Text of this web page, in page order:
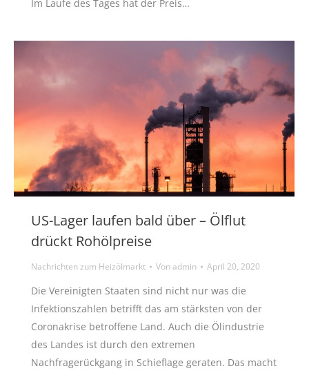
Im Laufe des Tages hat der Preis…
US-Lager laufen bald über – Ölflut
drückt Rohölpreise
Nachrichten zum Heizölmarkt Vonadmin April 20, 2020
Die Vereinigten Staaten sind nicht nur was die
Infektionszahlen betrifft das am stärksten von der
Coronakrise betroffene Land. Auch die Ölindustrie
des Landes ist durch den extremen
Nachfragerückgang in Schieflage geraten. Das macht